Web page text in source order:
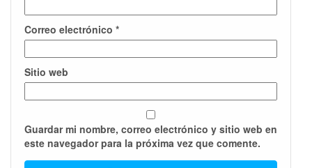
Correo electrónico *
Sitio web
Guardar mi nombre, correo electrónico y sitio web en
este navegador para la próxima vez que comente.